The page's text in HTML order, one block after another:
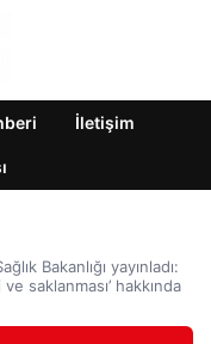
İletişim
Bakanlığı yayınladı:
saklanması’ hakkında